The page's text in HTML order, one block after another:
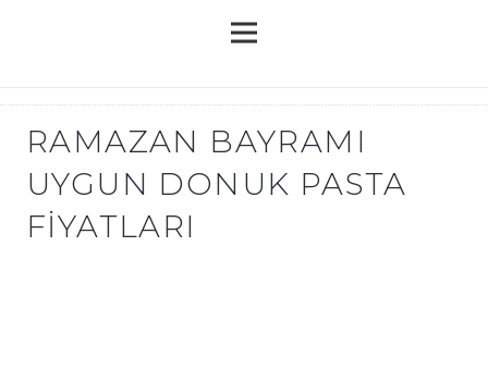
RAMAZAN BAYRAMI
UYGUN DONUK PASTA
FIYATLARI